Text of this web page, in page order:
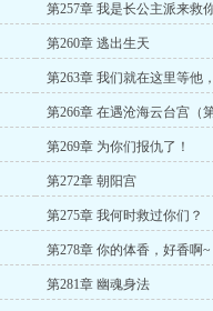
第257章 我是长公主派来救
第260章 逃出生天
第263章 我们就在这里等他
第266章 在遇沧海云台宫（
第269章 为你们报仇了！
第272章 朝阳宫
第275章 我何时救过你们？
第278章 你的体香，好香啊~
第281章 幽魂身法